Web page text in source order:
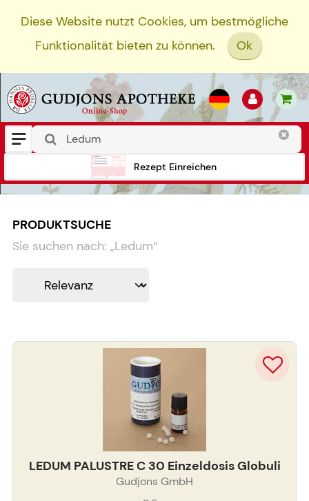
Diese Website nutzt Cookies, um bestmögliche
Funktionalität bieten zu können.
Ok
Rezept Einreichen
PRODUKTSUCHE
Sie suchen nach: „Ledum“
LEDUM PALUSTRE C 30 Einzeldosis Globuli
Gudjons GmbH